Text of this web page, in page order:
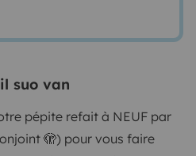
suo van
pépite refait à NEUF par
🫣) pour vous faire